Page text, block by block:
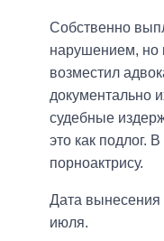
Собственно
нарушением, но
возместил
документально
судебные
это как подлог.
порноактрису.
Дата вынесения
июля.